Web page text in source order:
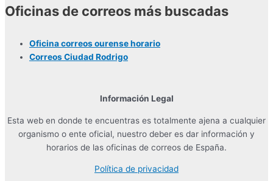
Oficinas de correos más buscadas
Oficina correos ourense horario
Correos Ciudad Rodrigo
Información Legal
Esta web en donde te encuentras es totalmente ajena a cualquier
organismo o ente oficial, nuestro deber es dar información y
horarios de las oficinas de correos de España.
Política de privacidad